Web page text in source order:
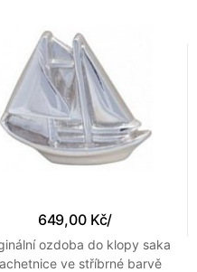
649,00 Kč/
ozdoba do klopy saka
ve stříbrné barvě